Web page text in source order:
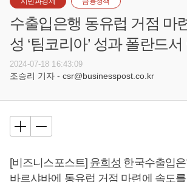
수출입은행 동유럽 거점 마
성 ‘팀코리아’ 성과 폴란드
2024-07-18 16:43:09
조승리 기자 - csr@businesspost.co.kr
[비즈니스포스트] 윤희성 한국수출입
바르샤바에 동유럽 거점 마련에 속도